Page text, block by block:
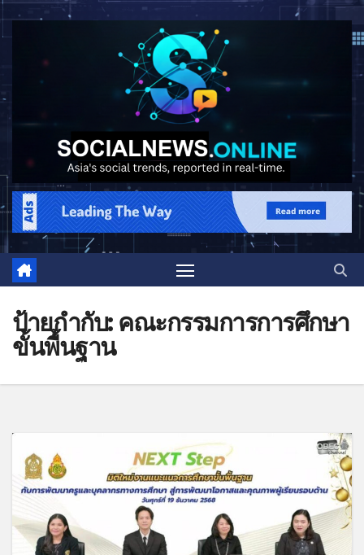
ป้ายกำกับ: คณะกรรมการการศึกษา
ขั้นพื้นฐาน